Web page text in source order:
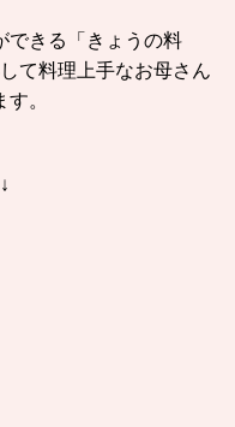
できる「きょうの料
て料理上手なお母さん
。